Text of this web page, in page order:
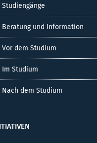
Studiengänge
Beratung und Information
Vor dem Studium
Im Studium
Nach dem Studium